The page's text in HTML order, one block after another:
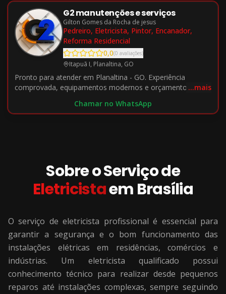
G2 manutenções e serviços
Gilton Gomes da Rocha de jesus
Pedreiro, Eletricista, Pintor, Encanador,
Reforma Residencial
0,0(0 avaliações)
Itapuã I, Planaltina, GO
Pronto para atender em Planaltina - GO. Experiência
comprovada, equipamentos modernos e orçamento sem
...mais
Chamar no WhatsApp
Sobre o Serviço de
Eletricistaem Brasília
O serviço de eletricista profissional é essencial para
garantir a segurança e o bom funcionamento das
instalações elétricas em residências, comércios e
indústrias. Um eletricista qualificado possui
conhecimento técnico para realizar desde pequenos
reparos até instalações complexas, sempre seguindo